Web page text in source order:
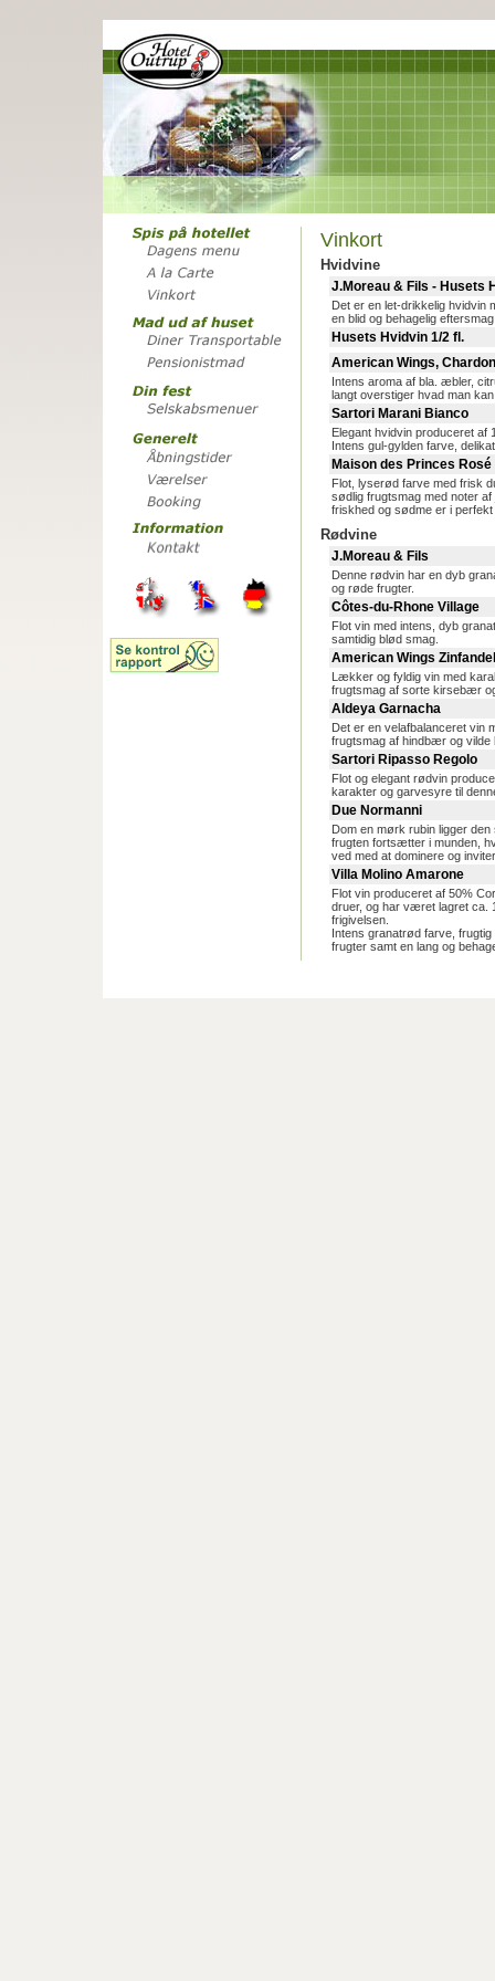
Vinkort
Hvidvine
J.Moreau & Fils - Husets
Det er en let-drikkelig hvidvin
en blid og behagelig
Husets Hvidvin 1/2 fl.
American Wings,
Intens aroma af bla. æbler,
langt overstiger hvad man
Sartori Marani Bianco
Elegant hvidvin produceret af
Intens gul-gylden farve,
Maison des Princes
Flot, lyserød farve med frisk
sødlig frugtsmag med noter
friskhed og sødme er i perfekt
Rødvine
J.Moreau & Fils
Denne rødvin har en dyb
og røde frugter.
Côtes-du-Rhone Village
Flot vin med intens, dyb
samtidig blød smag.
American Wings Zinfandel
Lækker og fyldig vin med
frugtsmag af sorte kirsebær
Aldeya Garnacha
Det er en velafbalanceret vin
frugtsmag af hindbær og vilde
Sartori Ripasso Regolo
Flot og elegant rødvin
karakter og garvesyre til
Due Normanni
Dom en mørk rubin ligger
frugten fortsætter i munden,
ved med at dominere og
Villa Molino Amarone
Flot vin produceret af 50%
druer, og har været lagret ca.
frigivelsen.
Intens granatrød farve,
frugter samt en lang og